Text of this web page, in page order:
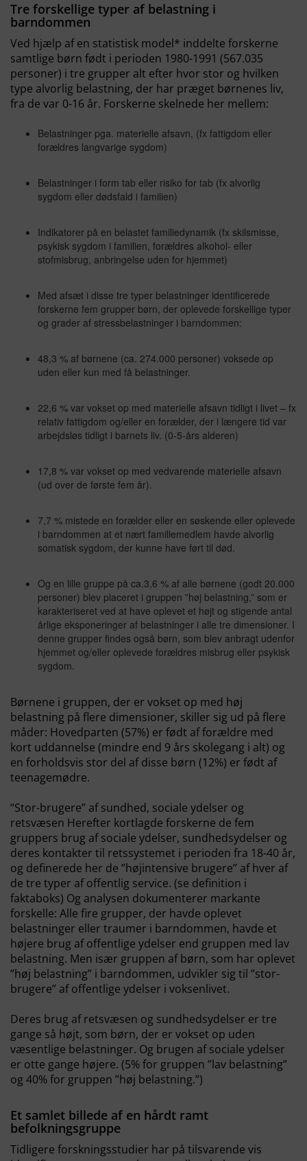
Tre forskellige typer af belastning i
barndommen
Ved hjælp af en statistisk model* inddelte forskerne
samtlige børn født i perioden 1980-1991 (567.035
personer) i tre grupper alt efter hvor stor og hvilken
type alvorlig belastning, der har præget børnenes liv,
fra de var 0-16 år. Forskerne skelnede her mellem:
Belastninger pga. materielle afsavn, (fx fattigdom eller
forældres langvarige sygdom)
Belastninger i form tab eller risiko for tab (fx alvorlig
sygdom eller dødsfald i familien)
Indikatorer på en belastet familiedynamik (fx skilsmisse,
psykisk sygdom i familien, forældres alkohol- eller
stofmisbrug, anbringelse uden for hjemmet)
Med afsæt i disse tre typer belastninger identificerede
forskerne fem grupper børn, der oplevede forskellige typer
og grader af stressbelastninger i barndommen:
48,3 % af børnene (ca. 274.000 personer) voksede op
uden eller kun med få belastninger.
22,6 % var vokset op med materielle afsavn tidligt i livet – fx
relativ fattigdom og/eller en forælder, der i længere tid var
arbejdsløs tidligt i barnets liv. (0-5-års alderen)
17,8 % var vokset op med vedvarende materielle afsavn
(ud over de første fem år).
7,7 % mistede en forælder eller en søskende eller oplevede
i barndommen at et nært familiemedlem havde alvorlig
somatisk sygdom, der kunne have ført til død.
Og en lille gruppe på ca.3,6 % af alle børnene (godt 20.000
personer) blev placeret i gruppen ”høj belastning,” som er
karakteriseret ved at have oplevet et højt og stigende antal
årlige eksponeringer af belastninger i alle tre dimensioner. I
denne grupper findes også børn, som blev anbragt udenfor
hjemmet og/eller oplevede forældres misbrug eller psykisk
sygdom.
Børnene i gruppen, der er vokset op med høj
belastning på flere dimensioner, skiller sig ud på flere
måder: Hovedparten (57%) er født af forældre med
kort uddannelse (mindre end 9 års skolegang i alt) og
en forholdsvis stor del af disse børn (12%) er født af
teenagemødre.
“Stor-brugere” af sundhed, sociale ydelser og
retsvæsen Herefter kortlagde forskerne de fem
gruppers brug af sociale ydelser, sundhedsydelser og
deres kontakter til retssystemet i perioden fra 18-40 år,
og definerede her de ”højintensive brugere” af hver af
de tre typer af offentlig service. (se definition i
faktaboks) Og analysen dokumenterer markante
forskelle: Alle fire grupper, der havde oplevet
belastninger eller traumer i barndommen, havde et
højere brug af offentlige ydelser end gruppen med lav
belastning. Men især gruppen af børn, som har oplevet
”høj belastning” i barndommen, udvikler sig til ”stor-
brugere” af offentlige ydelser i voksenlivet.
Deres brug af retsvæsen og sundhedsydelser er tre
gange så højt, som børn, der er vokset op uden
væsentlige belastninger. Og brugen af sociale ydelser
er otte gange højere. (5% for gruppen ”lav belastning”
og 40% for gruppen ”høj belastning.”)
Et samlet billede af en hårdt ramt
befolkningsgruppe
Tidligere forskningsstudier har på tilsvarende vis